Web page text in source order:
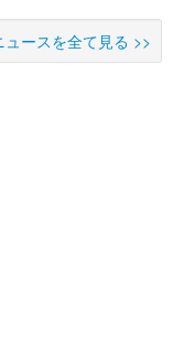
ュースを全て見る >>